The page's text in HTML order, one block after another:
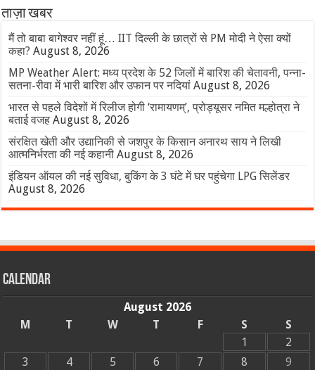
ताज़ा खबर
मैं तो बाबा बागेश्वर नहीं हूं… IIT दिल्ली के छात्रों से PM मोदी ने ऐसा क्यों
कहा? August 8, 2026
MP Weather Alert: मध्य प्रदेश के 52 जिलों में बारिश की चेतावनी, पन्ना-
सतना-रीवा में भारी बारिश और उफान पर नदियां August 8, 2026
भारत से पहले विदेशों में रिलीज होगी ‘रामायणम्’, प्रोड्यूसर नमित मल्होत्रा ने
बताई वजह August 8, 2026
संरक्षित खेती और उद्यानिकी से जशपुर के किसान अनारथ साय ने लिखी
आत्मनिर्भरता की नई कहानी August 8, 2026
इंडियन ऑयल की नई सुविधा, बुकिंग के 3 घंटे में घर पहुंचेगा LPG सिलेंडर
August 8, 2026
Calendar
August 2026
M
T W T F S
S
1
2
3
4 5 6 7 8
9